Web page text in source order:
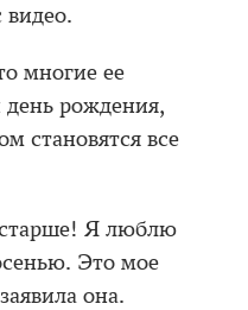
видео.
многие ее
рождения,
становятся все
Я люблю
Это мое
она.